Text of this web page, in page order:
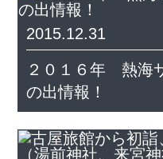
2015.12.31
２０１６年 熱海
の出情報！